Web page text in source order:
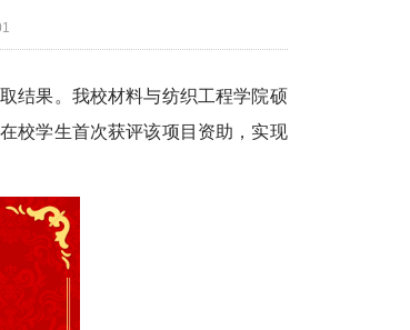
结果。我校材料与纺织工程学院硕
校学生首次获评该项目资助，实现